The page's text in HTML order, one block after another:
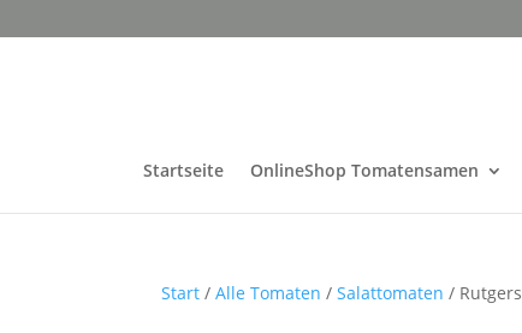
Startseite OnlineShop Tomatensamen
Start /Alle Tomaten /Salattomaten / Rutgers